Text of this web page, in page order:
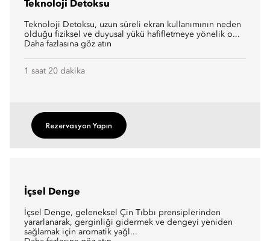
Teknoloji Detoksu
Teknoloji Detoksu, uzun süreli ekran kullanımının neden
olduğu fiziksel ve duyusal yükü hafifletmeye yönelik o...
Daha fazlasına göz atın
1 saat 20 dakika
Rezervasyon Yapın
İçsel Denge
İçsel Denge, geleneksel Çin Tıbbı prensiplerinden
yararlanarak, gerginliği gidermek ve dengeyi yeniden
sağlamak için aromatik yağl...